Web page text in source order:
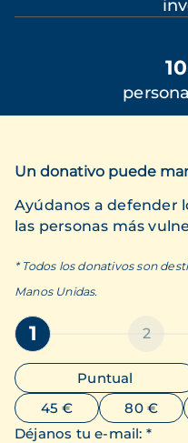
Un donativo puede
Ayúdanos a defender
las personas más
* Todos los donativos son
Manos Unidas.
1 2
Puntual
45 €
80 €
Déjanos tu e-mail: *